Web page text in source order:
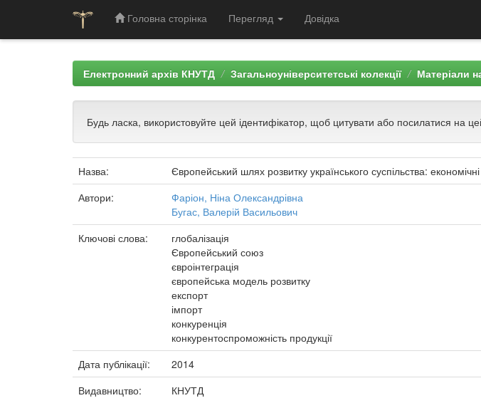
Головна сторінка Перегляд Довідка
Електронний архів КНУТД Загальноуніверситетські колекції Матеріали
Будь ласка, використовуйте цей ідентифікатор, щоб цитувати або посилатися на
Назва:
Європейський шлях розвитку українського суспільства:
Автори:
Фаріон, Ніна Олександрівна
Бугас, Валерій Васильович
Ключові слова:
глобалізація
Європейський союз
євроінтеграція
європейська модель розвитку
експорт
імпорт
конкуренція
конкурентоспроможність продукції
Дата публікації:
2014
Видавництво:
КНУТД